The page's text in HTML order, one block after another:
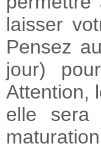
laisser
Pensez
jour)
Attention,
elle sera